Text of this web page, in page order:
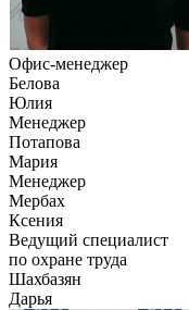
Офис-менеджер
Белова
Юлия
Менеджер
Потапова
Мария
Менеджер
Мербах
Ксения
Ведущий специалист
по охране труда
Шахбазян
Дарья